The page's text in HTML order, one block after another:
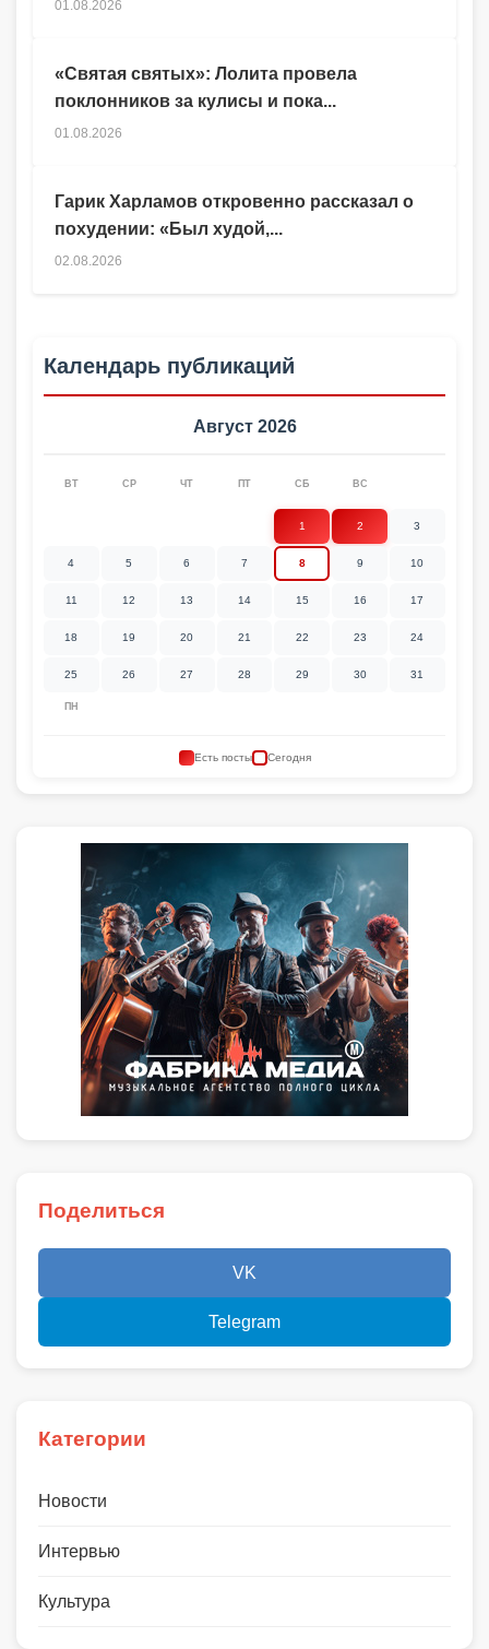
Гарик Харламов откровенно рассказал о
похудении: «Был худой,...
02.08.2026
01.08.2026
«Святая святых»: Лолита провела
поклонников за кулисы и пока...
01.08.2026
Календарь публикаций
Август 2026
ПН
ВТ СР ЧТ ПТ СБ ВС
1 2 3
4 5 6 7 8 9 10
11 12 13 14 15 16 17
18 19 20 21 22 23 24
25 26 27 28 29 30 31
Есть посты Сегодня
Поделиться
VK
Telegram
Категории
Новости
Интервью
Культура